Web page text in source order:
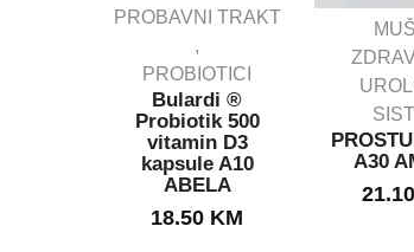
PROBAVNI TRAKT
PROBIOTICI
Bulardi ®
Probiotik 500
vitamin D3
kapsule A10
ABELA
18.50 KM
A30
21.10